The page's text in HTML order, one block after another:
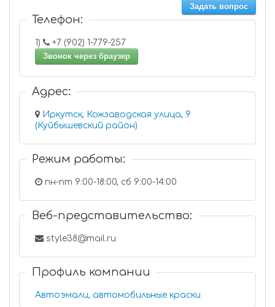
Задать вопрос
Телефон:
1)
+7 (902) 1-779-257
Звонок через браузер
Адрес:
Иркутск, Кожзаводская улица, 9
(Куйбышевский район)
Режим работы:
пн-пт 9:00-18:00, сб 9:00-14:00
Веб-представительство:
style38@mail.ru
Профиль компании
Автоэмали, автомобильные краски